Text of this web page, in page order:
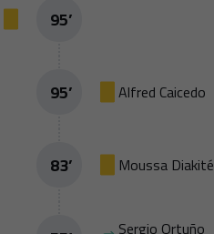
95’
Alfred Caicedo
95’
Moussa Diakité
83’
Sergio Ortuño